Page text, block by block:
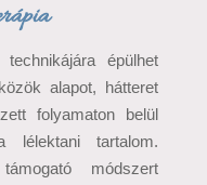
épülhet
alapot, hátteret
folyamaton belül
lélektani tartalom.
módszert